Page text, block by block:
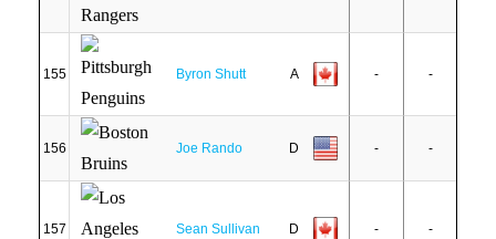
155 Byron Shutt A - -
156 Joe Rando D - -
157 Sean Sullivan D - -